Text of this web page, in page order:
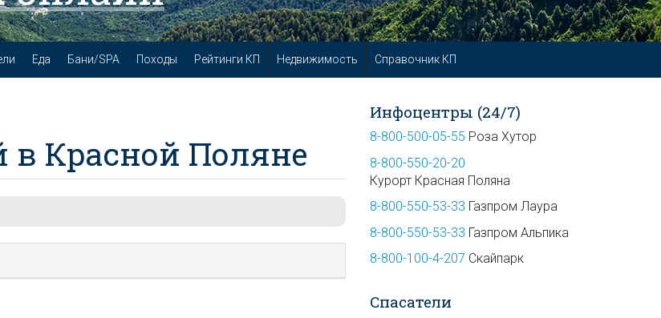
Еда Бани/SPA Походы Рейтинги КП Недвижимость Справочник КП
Красной Поляне
Инфоцентры (24/7)
8-800-500-05-55 Роза Хутор
8-800-550-20-20
Курорт Красная Поляна
8-800-550-53-33 Газпром Лаура
8-800-550-53-33 Газпром Альпика
8-800-100-4-207 Скайпарк
Спасатели